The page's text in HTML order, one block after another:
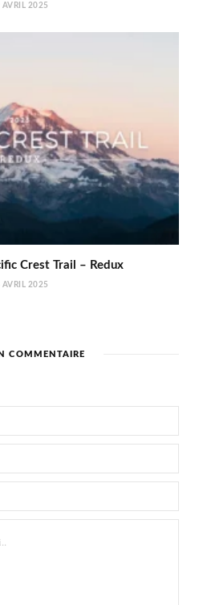
AVRIL 2025
Crest Trail – Redux
AVRIL 2025
COMMENTAIRE